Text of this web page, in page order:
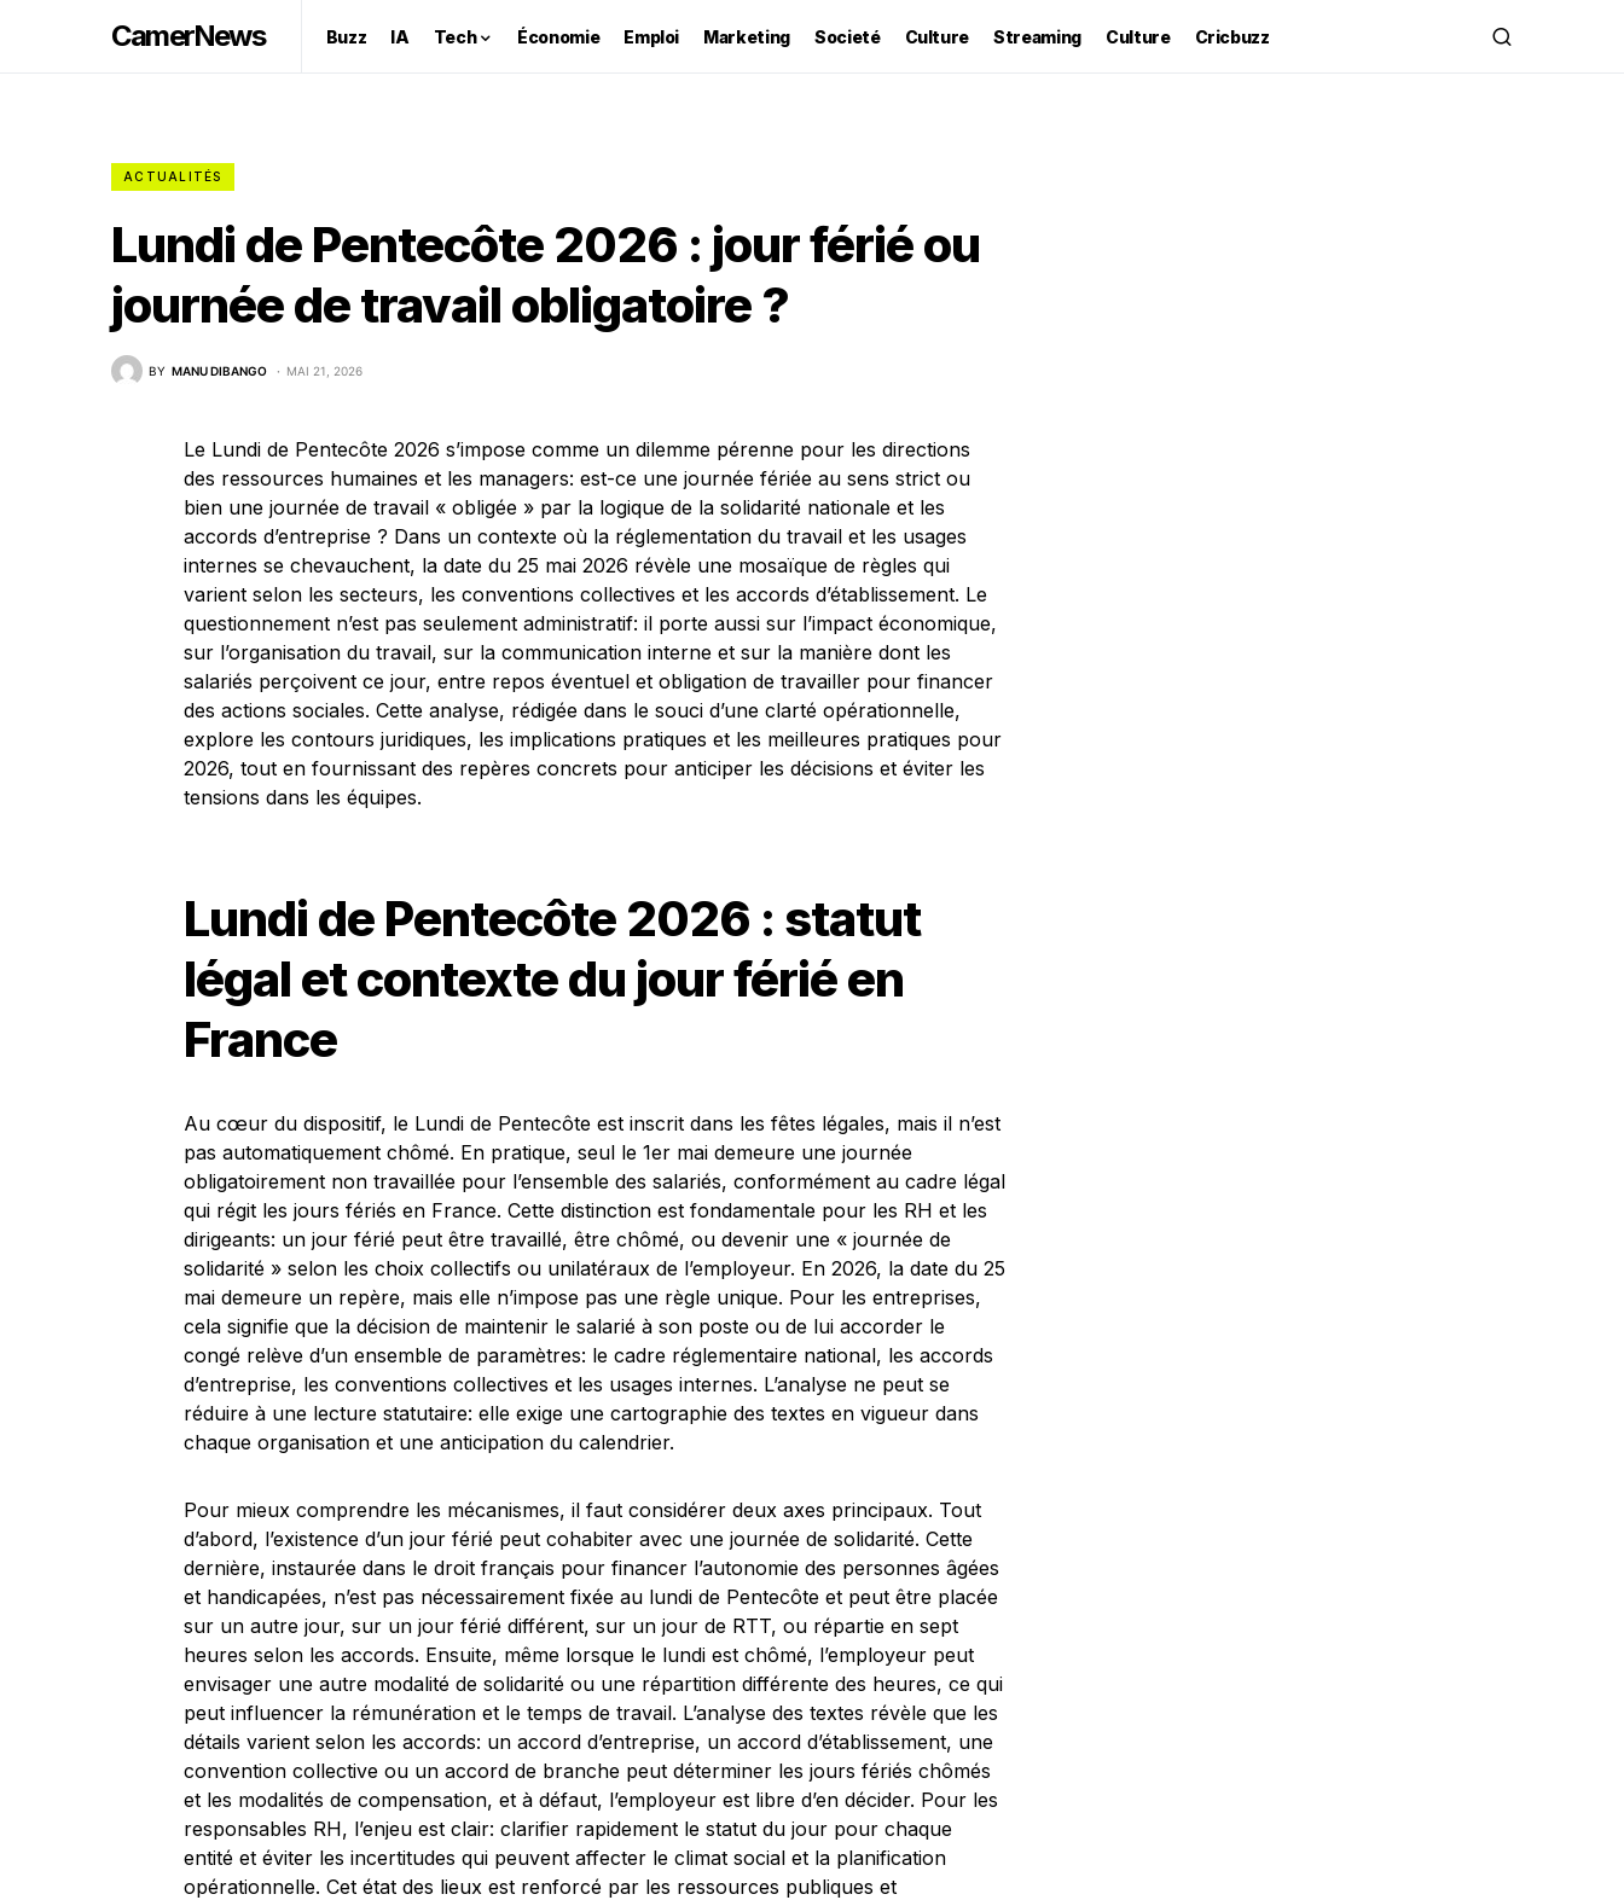
CamerNews Buzz IA Tech Économie Emploi Marketing Societé Culture Streaming Culture Cricbuzz
ACTUALITÉS
Lundi de Pentecôte 2026 : jour férié ou
journée de travail obligatoire ?
BY MANU DIBANGO MAI 21, 2026
Le Lundi de Pentecôte 2026 s’impose comme un dilemme pérenne pour les directions
des ressources humaines et les managers: est-ce une journée fériée au sens strict ou
bien une journée de travail « obligée » par la logique de la solidarité nationale et les
accords d’entreprise ? Dans un contexte où la réglementation du travail et les usages
internes se chevauchent, la date du 25 mai 2026 révèle une mosaïque de règles qui
varient selon les secteurs, les conventions collectives et les accords d’établissement. Le
questionnement n’est pas seulement administratif: il porte aussi sur l’impact économique,
sur l’organisation du travail, sur la communication interne et sur la manière dont les
salariés perçoivent ce jour, entre repos éventuel et obligation de travailler pour financer
des actions sociales. Cette analyse, rédigée dans le souci d’une clarté opérationnelle,
explore les contours juridiques, les implications pratiques et les meilleures pratiques pour
2026, tout en fournissant des repères concrets pour anticiper les décisions et éviter les
tensions dans les équipes.
Lundi de Pentecôte 2026 : statut
légal et contexte du jour férié en
France
Au cœur du dispositif, le Lundi de Pentecôte est inscrit dans les fêtes légales, mais il n’est
pas automatiquement chômé. En pratique, seul le 1er mai demeure une journée
obligatoirement non travaillée pour l’ensemble des salariés, conformément au cadre légal
qui régit les jours fériés en France. Cette distinction est fondamentale pour les RH et les
dirigeants: un jour férié peut être travaillé, être chômé, ou devenir une « journée de
solidarité » selon les choix collectifs ou unilatéraux de l’employeur. En 2026, la date du 25
mai demeure un repère, mais elle n’impose pas une règle unique. Pour les entreprises,
cela signifie que la décision de maintenir le salarié à son poste ou de lui accorder le
congé relève d’un ensemble de paramètres: le cadre réglementaire national, les accords
d’entreprise, les conventions collectives et les usages internes. L’analyse ne peut se
réduire à une lecture statutaire: elle exige une cartographie des textes en vigueur dans
chaque organisation et une anticipation du calendrier.
Pour mieux comprendre les mécanismes, il faut considérer deux axes principaux. Tout
d’abord, l’existence d’un jour férié peut cohabiter avec une journée de solidarité. Cette
dernière, instaurée dans le droit français pour financer l’autonomie des personnes âgées
et handicapées, n’est pas nécessairement fixée au lundi de Pentecôte et peut être placée
sur un autre jour, sur un jour férié différent, sur un jour de RTT, ou répartie en sept
heures selon les accords. Ensuite, même lorsque le lundi est chômé, l’employeur peut
envisager une autre modalité de solidarité ou une répartition différente des heures, ce qui
peut influencer la rémunération et le temps de travail. L’analyse des textes révèle que les
détails varient selon les accords: un accord d’entreprise, un accord d’établissement, une
convention collective ou un accord de branche peut déterminer les jours fériés chômés
et les modalités de compensation, et à défaut, l’employeur est libre d’en décider. Pour les
responsables RH, l’enjeu est clair: clarifier rapidement le statut du jour pour chaque
entité et éviter les incertitudes qui peuvent affecter le climat social et la planification
opérationnelle. Cet état des lieux est renforcé par les ressources publiques et